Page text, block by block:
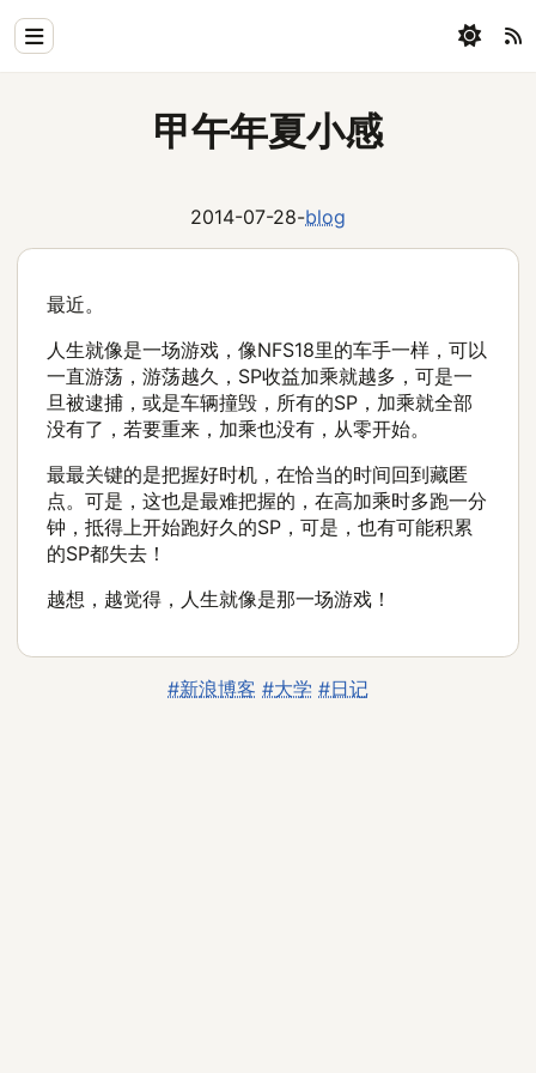
Coding
All
甲午年夏小感
2014-07-28-blog
最近。
人生就像是一场游戏，像NFS18里的车手一样，可以
一直游荡，游荡越久，SP收益加乘就越多，可是一
旦被逮捕，或是车辆撞毁，所有的SP，加乘就全部
没有了，若要重来，加乘也没有，从零开始。
最最关键的是把握好时机，在恰当的时间回到藏匿
点。可是，这也是最难把握的，在高加乘时多跑一分
钟，抵得上开始跑好久的SP，可是，也有可能积累
的SP都失去！
越想，越觉得，人生就像是那一场游戏！
#新浪博客 #大学 #日记